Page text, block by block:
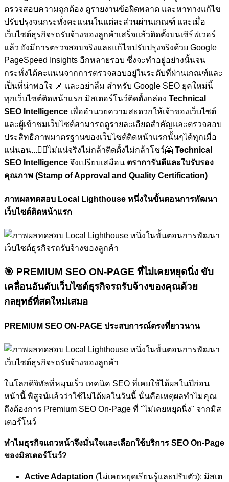
ตรวจสอบความถูกต้อง ดูรายงานข้อผิดพลาด และหาทางแก้ไข
ปรับปรุงจนกระทั่งคะแนนในแต่ละส่วนผ่านเกณฑ์ และเมื่อ
เว็บไซต์ธุรกิจรถรับจ้างของลูกค้าเสร็จแล้วติดตั้งบนเซิร์ฟเวอร์
แล้ว ยังมีการตรวจสอบจริงและแก้ไขปรับปรุงจริงด้วย Google
PageSpeed Insights อีกหลายรอบ ซึ่งจะทำอยู่อย่างนั้นจน
กระทั่งได้คะแนนจากการตรวจสอบอยู่ในระดับที่ผ่านเกณฑ์และ
เป็นที่น่าพอใจ 📌 และอย่าลืม สำหรับ Google SEO ยุคใหม่นี้
ทุกเว็บไซต์ติดหน้าแรก มิสเตอร์โนว์ติดตั้งกล่อง Technical
SEO Intelligence เพื่ออำนวยความสะดวกให้เจ้าของเว็บไซต์
และผู้เข้าชมเว็บไซต์สามารถดูรายละเอียดสำคัญและตรวจสอบ
ประสิทธิภาพมาตรฐานของเว็บไซต์ติดหน้าแรกนั้นๆได้ทุกเมื่อ
แน่นอน...🏋🏼ไม่แน่จริงไม่กล้าติดตั้งไม่กล้าโชว์🤗 Technical
SEO Intelligence จึงเปรียบเสมือน ตราการันตีและใบรับรอง
คุณภาพ (Stamp of Approval and Quality Certification)
ภาพผลทดสอบ Local Lighthouse หนึ่งในขั้นตอนการพัฒนา
เว็บไซต์ติดหน้าแรก
🎯 PREMIUM SEO ON-PAGE ที่ไม่เคยหยุดนิ่ง ขับ
เคลื่อนอันดับเว็บไซต์ธุรกิจรถรับจ้างของคุณด้วย
กลยุทธ์ที่สดใหม่เสมอ
PREMIUM SEO ON-PAGE ประสบการณ์ตรงที่ยาวนาน
ในโลกดิจิทัลที่หมุนเร็ว เทคนิค SEO ที่เคยใช้ได้ผลในปีก่อน
หน้านี้ พิสูจน์แล้วว่าใช้ไม่ได้ผลในวันนี้ นั่นคือเหตุผลทำไมคุณ
ถึงต้องการ Premium SEO On-Page ที่ "ไม่เคยหยุดนิ่ง" จากมิส
เตอร์โนว์
ทำไมธุรกิจแถวหน้าจึงมั่นใจและเลือกใช้บริการ SEO On-Page
ของมิสเตอร์โนว์?
Active Adaptation (ไม่เคยหยุดเรียนรู้และปรับตัว): มิสเต